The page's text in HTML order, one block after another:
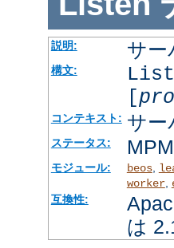
説明: サー
構文:
[
コンテキスト: サー
ステータス: MPM
モジュール: beos,
worker,
互換性:
は